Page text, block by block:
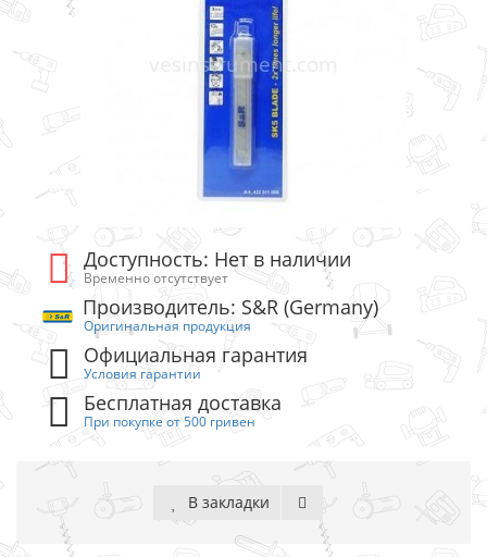
Доступность: Нет в наличии
Временно отсутствует
Производитель: S&R (Germany)
Оригинальная продукция
Официальная гарантия
Условия гарантии
Бесплатная доставка
При покупке от 500 гривен
В закладки